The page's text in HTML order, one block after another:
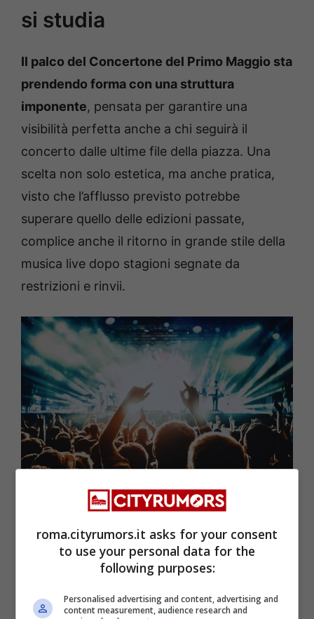
si studia
Il palco del Concertone del Primo Maggio sta
prendendo forma con una struttura
imponente, pensata per garantire una
visibilità perfetta anche a chi seguirà il
concerto dalle ultime file della piazza. Una
scelta non solo estetica, ma anche pratica,
visto che l’afflusso previsto potrebbe
superare quello delle edizioni passate,
complice anche il ritorno in grande stile della
musica live dopo stagioni segnate da
restrizioni e rinvii.
Concertone Primo Maggio, si studia (Roma.CityRumors.it)
non è solo musica: è da sempre anche un
momento di riflessione sui temi del lavoro,
dei diritti e delle sfide sociali.In scaletta,
accanto ai momenti musicali, ci saranno
roma.cityrumors.it asks for your consent
to use your personal data for the
following purposes:
Personalised advertising and content, advertising and
content measurement, audience research and